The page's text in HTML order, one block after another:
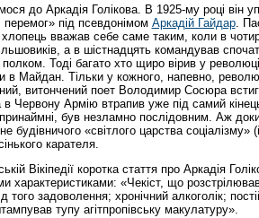
до Аркадія Голікова. В 1925-му році він
перемог» під псевдонімом Аркадій Гайдар.
вважав себе саме таким, коли в
а в шістнадцять командував
Тоді багато хто щиро вірив у
в Майдан. Тільки у кожного, напевно,
витончений поет Володимир Сосюра
Червону Армію втрапив уже під самий
принаймні, був незламно послідовним. Аж
будівничого «світлого царства соціалізму»
карателя.
Вікіпедії коротка стаття про Аркадія
характеристиками: «Чекіст, що
того задоволення; хронічний алкоголік;
тупу агітпропівську макулатуру».